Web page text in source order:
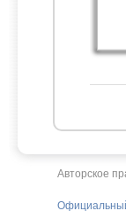
Авторское